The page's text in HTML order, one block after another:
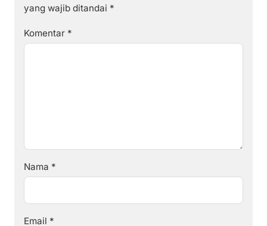
yang wajib ditandai *
Komentar *
Nama *
Email *